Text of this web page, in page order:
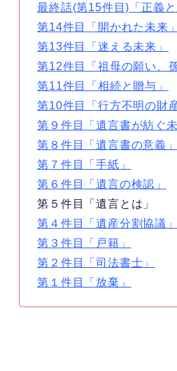
最終話(第15件目)「正義と
第14件目「開かれた未来」
第13件目「迷える未来」
第12件目「祖母の願い、
第11件目「相続と贈与」
第10件目「行方不明の財産
第９件目「遺言書が紡ぐ未
第８件目「遺言書の意義」
第７件目「手紙」
第６件目「遺言の検認」
第５件目「遺言とは」
第４件目「遺産分割協議」
第３件目「戸籍」
第２件目「司法書士」
第１件目「放棄」